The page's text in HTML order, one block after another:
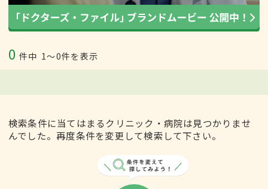
0 件中 1〜0件を表示
検索条件に当てはまるクリニック・病院は見つかりませ
んでした。再度条件を変更して検索して下さい。